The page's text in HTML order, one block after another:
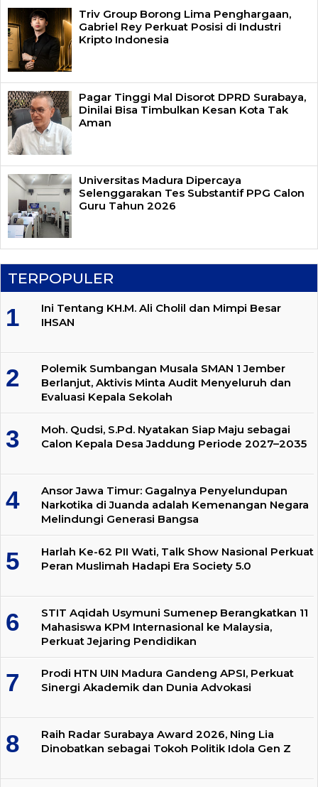
Triv Group Borong Lima Penghargaan,
Gabriel Rey Perkuat Posisi di Industri
Kripto Indonesia
Pagar Tinggi Mal Disorot DPRD Surabaya,
Dinilai Bisa Timbulkan Kesan Kota Tak
Aman
Universitas Madura Dipercaya
Selenggarakan Tes Substantif PPG Calon
Guru Tahun 2026
TERPOPULER
Ini Tentang KH.M. Ali Cholil dan Mimpi Besar
IHSAN
Polemik Sumbangan Musala SMAN 1 Jember
Berlanjut, Aktivis Minta Audit Menyeluruh dan
Evaluasi Kepala Sekolah
Moh. Qudsi, S.Pd. Nyatakan Siap Maju sebagai
Calon Kepala Desa Jaddung Periode 2027–2035
Ansor Jawa Timur: Gagalnya Penyelundupan
Narkotika di Juanda adalah Kemenangan Negara
Melindungi Generasi Bangsa
Harlah Ke-62 PII Wati, Talk Show Nasional Perkuat
Peran Muslimah Hadapi Era Society 5.0
STIT Aqidah Usymuni Sumenep Berangkatkan 11
Mahasiswa KPM Internasional ke Malaysia,
Perkuat Jejaring Pendidikan
Prodi HTN UIN Madura Gandeng APSI, Perkuat
Sinergi Akademik dan Dunia Advokasi
Raih Radar Surabaya Award 2026, Ning Lia
Dinobatkan sebagai Tokoh Politik Idola Gen Z